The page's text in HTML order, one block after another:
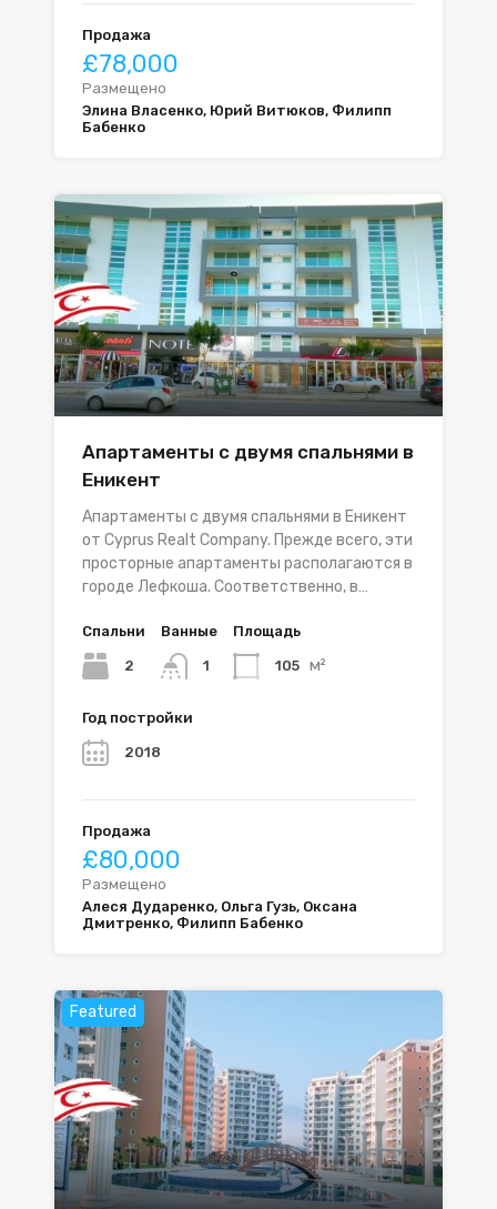
Продажа
£78,000
Размещено
Элина Власенко, Юрий Витюков, Филипп
Бабенко
Апартаменты с двумя спальнями в
Еникент
Апартаменты с двумя спальнями в Еникент
от Cyprus Realt Company. Прежде всего, эти
просторные апартаменты располагаются в
городе Лефкоша. Соответственно, в…
Спальни
2
Ванные
1
Площадь
105 м²
Год постройки
2018
Продажа
£80,000
Размещено
Алеся Дударенко, Ольга Гузь, Оксана
Дмитренко, Филипп Бабенко
Featured